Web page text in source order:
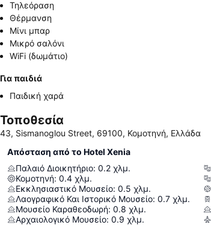
Τηλεόραση
Θέρμανση
Μίνι μπαρ
Μικρό σαλόνι
WiFi (δωμάτιο)
Για παιδιά
Παιδική χαρά
Τοποθεσία
43, Sismanoglou Street, 69100, Κομοτηνή, Ελλάδα
Απόσταση από το Hotel Xenia
Παλαιό Διοικητήριο: 0.2 χλμ.
Κομοτηνή: 0.4 χλμ.
Εκκλησιαστικό Μουσείο: 0.5 χλμ.
Λαογραφικό Και Ιστορικό Μουσείο: 0.7 χλμ.
Μουσείο Καραθεοδωρή: 0.8 χλμ.
Αρχαιολογικό Μουσείο: 0.9 χλμ.